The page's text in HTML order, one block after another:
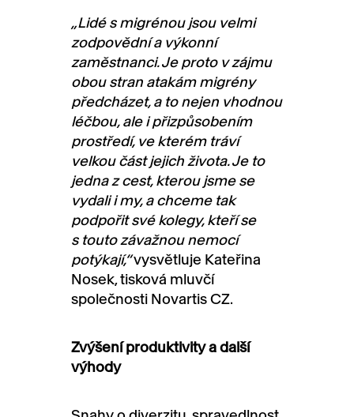
„Lidé s migrénou jsou velmi
zodpovědní a výkonní
zaměstnanci. Je proto v zájmu
obou stran atakám migrény
předcházet, a to nejen vhodnou
léčbou, ale i přizpůsobením
prostředí, ve kterém tráví
velkou část jejich života. Je to
jedna z cest, kterou jsme se
vydali i my, a chceme tak
podpořit své kolegy, kteří se
s touto závažnou nemocí
potýkají,“vysvětluje Kateřina
Nosek, tisková mluvčí
společnosti Novartis CZ.
Zvýšení produktivity a další
výhody